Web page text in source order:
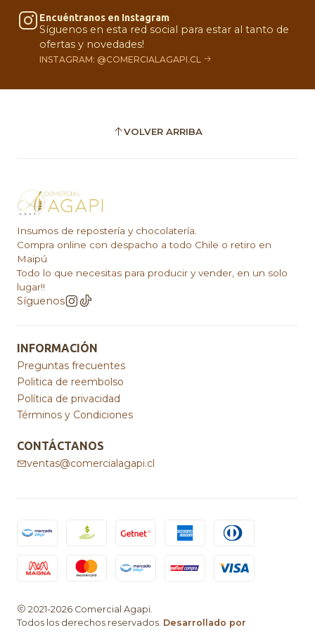
Encuéntranos en Instagram
Síguenos en esta red social para estar al tanto de
ofertas y novedades!
INSTAGRAM: @COMERCIALAGAPI.CL
VOLVER ARRIBA
Insumos de repostería y chocolatería.
Compra online con despacho a todo Chile o retiro en
Maipú
Todo lo que necesitas para producir y vender, en un solo
lugar!!
Síguenos
INFORMACIÓN
Preguntas frecuentes
Politica de reembolso
Política de privacidad
Términos y Condiciones
CONTÁCTANOS
ventas@comercialagapi.cl
2021-2026 Comercial Agapi.
Todos los derechos reservados. Desarrollado por